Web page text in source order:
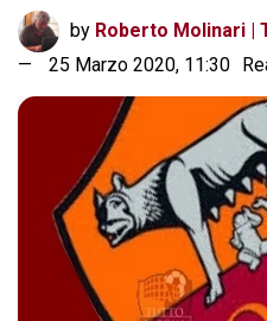
by Roberto Molinari |
25 Marzo 2020, 11:30